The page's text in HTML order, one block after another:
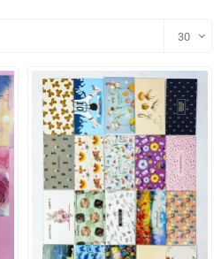
30
30
60
90
150